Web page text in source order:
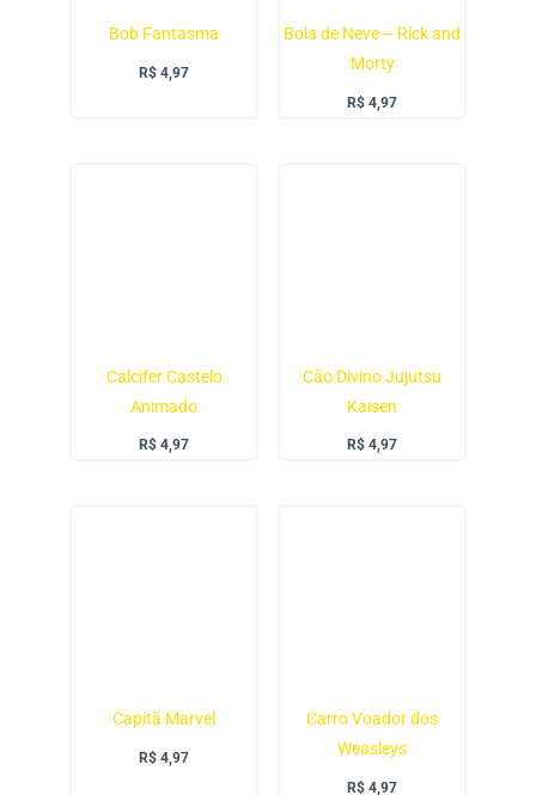
Bob Fantasma
R$ 4,97
Bola de Neve – Rick and
Morty
R$ 4,97
Calcifer Castelo
Animado
R$ 4,97
Cão Divino Jujutsu
Kaisen
R$ 4,97
Capitã Marvel
R$ 4,97
Carro Voador dos
Weasleys
R$ 4,97